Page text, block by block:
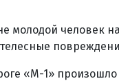
молодой человек
«М-1»